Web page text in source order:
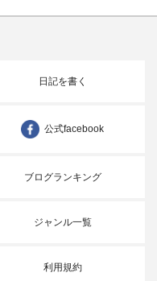
日記を書く
公式facebook
ブログランキング
ジャンル一覧
利用規約